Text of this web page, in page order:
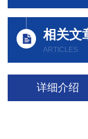
相关文
ARTICLES
详细介绍